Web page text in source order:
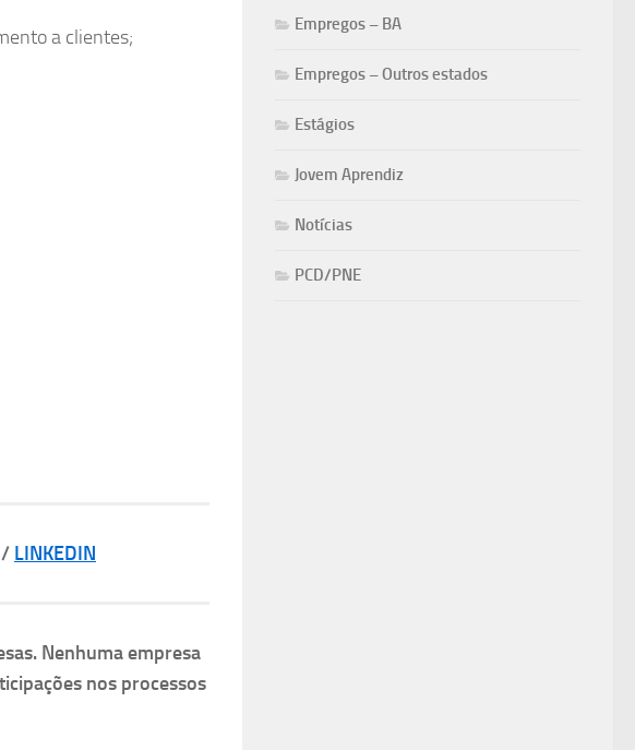
a clientes;
/ LINKEDIN
Nenhuma empresa
nos processos
Empregos – BA
Empregos – Outros estados
Estágios
Jovem Aprendiz
Notícias
PCD/PNE